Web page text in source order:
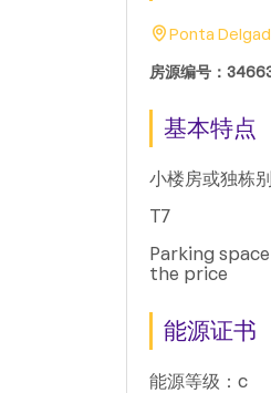
Ponta
房源编号：
基本特点
小楼房或独栋
T7
Parking
the price
能源证书
能源等级：c